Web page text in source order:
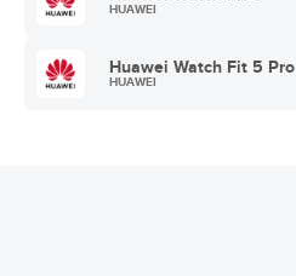
HUAWEI
Huawei Watch Fit 5 Pro
HUAWEI